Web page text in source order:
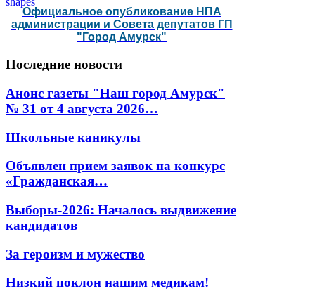
Официальное опубликование НПА
администрации и Совета депутатов ГП
"Город Амурск"
Последние новости
Анонс газеты "Наш город Амурск"
№ 31 от 4 августа 2026…
Школьные каникулы
Объявлен прием заявок на конкурс
«Гражданская…
Выборы-2026: Началось выдвижение
кандидатов
За героизм и мужество
Низкий поклон нашим медикам!